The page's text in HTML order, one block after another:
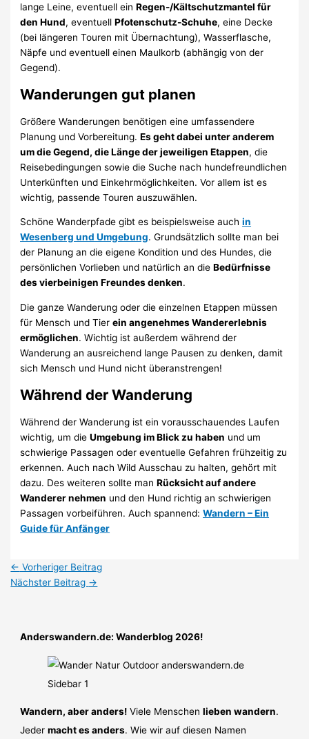
lange Leine, eventuell einRegen-/Kältschutzmantel für
den Hund, eventuellPfotenschutz-Schuhe, eine Decke
(bei längeren Touren mit Übernachtung), Wasserflasche,
Näpfe und eventuell einen Maulkorb (abhängig von der
Gegend).
Wanderungen gut planen
Größere Wanderungen benötigen eine umfassendere
Planung und Vorbereitung.Es geht dabei unter anderem
um die Gegend, die Länge der jeweiligen Etappen, die
Reisebedingungen sowie die Suche nach hundefreundlichen
Unterkünften und Einkehrmöglichkeiten. Vor allem ist es
wichtig, passende Touren auszuwählen.
Schöne Wanderpfade gibt es beispielsweise auchin
Wesenberg und Umgebung. Grundsätzlich sollte man bei
der Planung an die eigene Kondition und des Hundes, die
persönlichen Vorlieben und natürlich an dieBedürfnisse
des vierbeinigen Freundes denken.
Die ganze Wanderung oder die einzelnen Etappen müssen
für Mensch und Tierein angenehmes Wandererlebnis
ermöglichen. Wichtig ist außerdem während der
Wanderung an ausreichend lange Pausen zu denken, damit
sich Mensch und Hund nicht überanstrengen!
Während der Wanderung
Während der Wanderung ist ein vorausschauendes Laufen
wichtig, um dieUmgebung im Blick zu haben und um
schwierige Passagen oder eventuelle Gefahren frühzeitig zu
erkennen. Auch nach Wild Ausschau zu halten, gehört mit
dazu. Des weiteren sollte manRücksicht auf andere
Wanderer nehmen und den Hund richtig an schwierigen
Passagen vorbeiführen. Auch spannend:Wandern – Ein
Guide für Anfänger
← Vorheriger Beitrag
Nächster Beitrag →
Anderswandern.de: Wanderblog 2026!
Wandern, aber anders! Viele Menschenlieben wandern.
Jedermacht es anders. Wie wir auf diesen Namen